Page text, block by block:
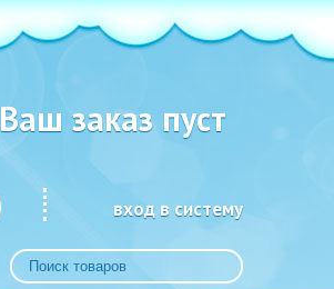
Ваш заказ пуст
вход в систему